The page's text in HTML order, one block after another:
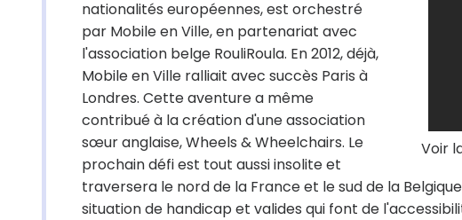
Voir
nationalités européennes, est orchestré
par Mobile en Ville, en partenariat avec
l'association belge RouliRoula. En 2012, déjà,
Mobile en Ville ralliait avec succès Paris à
Londres. Cette aventure a même
contribué à la création d'une association
sœur anglaise, Wheels & Wheelchairs. Le
prochain défi est tout aussi insolite et
traversera le nord de la France et le sud de la
situation de handicap et valides qui font de